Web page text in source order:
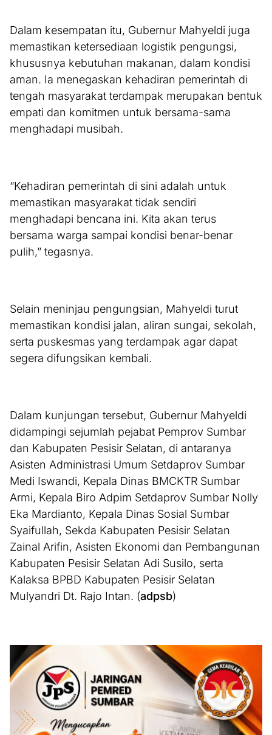
Dalam kesempatan itu, Gubernur Mahyeldi juga
memastikan ketersediaan logistik pengungsi,
khususnya kebutuhan makanan, dalam kondisi
aman. Ia menegaskan kehadiran pemerintah di
tengah masyarakat terdampak merupakan bentuk
empati dan komitmen untuk bersama-sama
menghadapi musibah.
“Kehadiran pemerintah di sini adalah untuk
memastikan masyarakat tidak sendiri
menghadapi bencana ini. Kita akan terus
bersama warga sampai kondisi benar-benar
pulih,” tegasnya.
Selain meninjau pengungsian, Mahyeldi turut
memastikan kondisi jalan, aliran sungai, sekolah,
serta puskesmas yang terdampak agar dapat
segera difungsikan kembali.
Dalam kunjungan tersebut, Gubernur Mahyeldi
didampingi sejumlah pejabat Pemprov Sumbar
dan Kabupaten Pesisir Selatan, di antaranya
Asisten Administrasi Umum Setdaprov Sumbar
Medi Iswandi, Kepala Dinas BMCKTR Sumbar
Armi, Kepala Biro Adpim Setdaprov Sumbar Nolly
Eka Mardianto, Kepala Dinas Sosial Sumbar
Syaifullah, Sekda Kabupaten Pesisir Selatan
Zainal Arifin, Asisten Ekonomi dan Pembangunan
Kabupaten Pesisir Selatan Adi Susilo, serta
Kalaksa BPBD Kabupaten Pesisir Selatan
Mulyandri Dt. Rajo Intan. (adpsb)